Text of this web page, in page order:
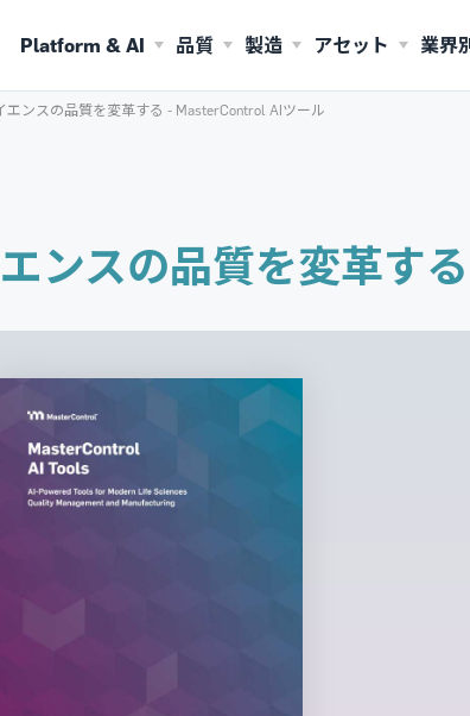
Platform & AI 品質 製造 アセット 業界
エンスの品質を変革する - MasterControl AIツール
ンスの品質を変革す